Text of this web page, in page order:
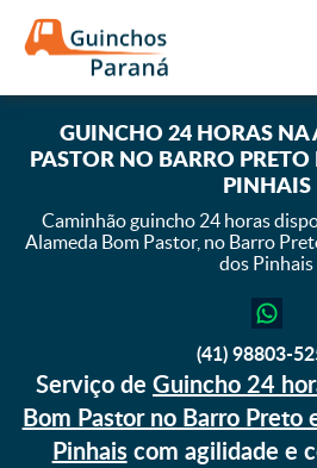
GUINCHO 24 HORAS
PASTOR NO BARRO
PINHAIS
Caminhão guincho 24 horas
Alameda Bom Pastor, no Barro
dos Pinhais
(41) 98803-
Serviço deGuincho 24
Bom Pastor no Barro Preto
Pinhaiscom agilidade e